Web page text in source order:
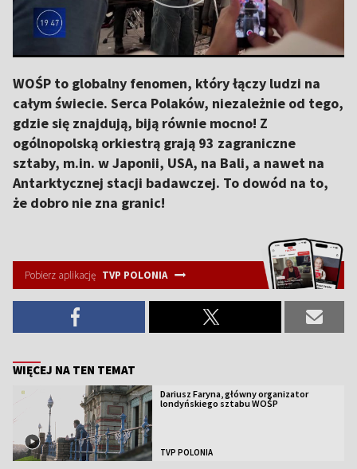
WOŚP to globalny fenomen, który łączy ludzi na
całym świecie. Serca Polaków, niezależnie od tego,
gdzie się znajdują, biją równie mocno! Z
ogólnopolską orkiestrą grają 93 zagraniczne
sztaby, m.in. w Japonii, USA, na Bali, a nawet na
Antarktycznej stacji badawczej. To dowód na to,
że dobro nie zna granic!
Pobierz aplikację TVP POLONIA
WIĘCEJ NA TEN TEMAT
Dariusz Faryna, główny organizator
londyńskiego sztabu WOŚP
TVP POLONIA